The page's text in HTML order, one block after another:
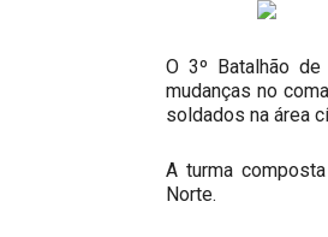
O 3º Batalhão
mudanças no
soldados na área
A turma
Norte.